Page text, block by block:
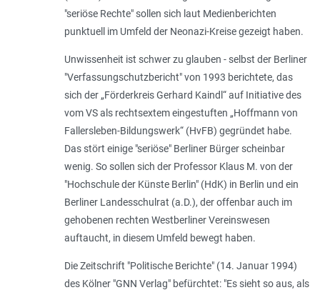
"seriöse Rechte" sollen sich laut Medienberichten
punktuell im Umfeld der Neonazi-Kreise gezeigt haben.
Unwissenheit ist schwer zu glauben - selbst der Berliner
"Verfassungschutzbericht" von 1993 berichtete, das
sich der „Förderkreis Gerhard Kaindl“ auf Initiative des
vom VS als rechtsextem eingestuften „Hoffmann von
Fallersleben-Bildungswerk“ (HvFB) gegründet habe.
Das stört einige "seriöse" Berliner Bürger scheinbar
wenig. So sollen sich der Professor Klaus M. von der
"Hochschule der Künste Berlin" (HdK) in Berlin und ein
Berliner Landesschulrat (a.D.), der offenbar auch im
gehobenen rechten Westberliner Vereinswesen
auftaucht, in diesem Umfeld bewegt haben.
Die Zeitschrift "Politische Berichte" (14. Januar 1994)
des Kölner "GNN Verlag" befürchtet: "Es sieht so aus, als